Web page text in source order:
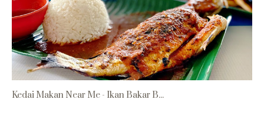
Kedai Makan Near Me - Ikan Bakar B...